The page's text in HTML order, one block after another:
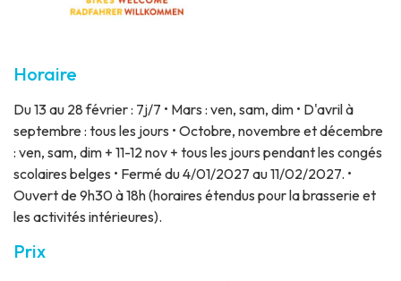
Horaire
Du 13 au 28 février : 7j/7 • Mars : ven, sam, dim • D'avril à
septembre : tous les jours • Octobre, novembre et décembre
: ven, sam, dim + 11-12 nov + tous les jours pendant les congés
scolaires belges • Fermé du 4/01/2027 au 11/02/2027. •
Ouvert de 9h30 à 18h (horaires étendus pour la brasserie et
les activités intérieures).
Prix